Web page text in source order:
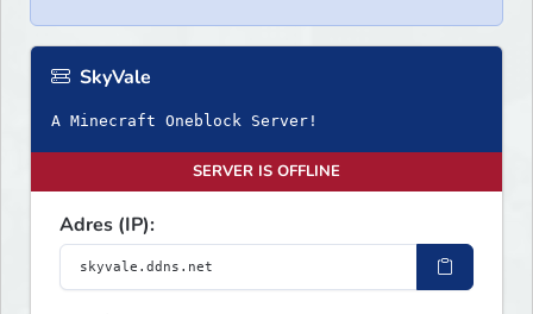
SkyVale
A Minecraft Oneblock Server!
SERVER IS OFFLINE
Adres (IP):